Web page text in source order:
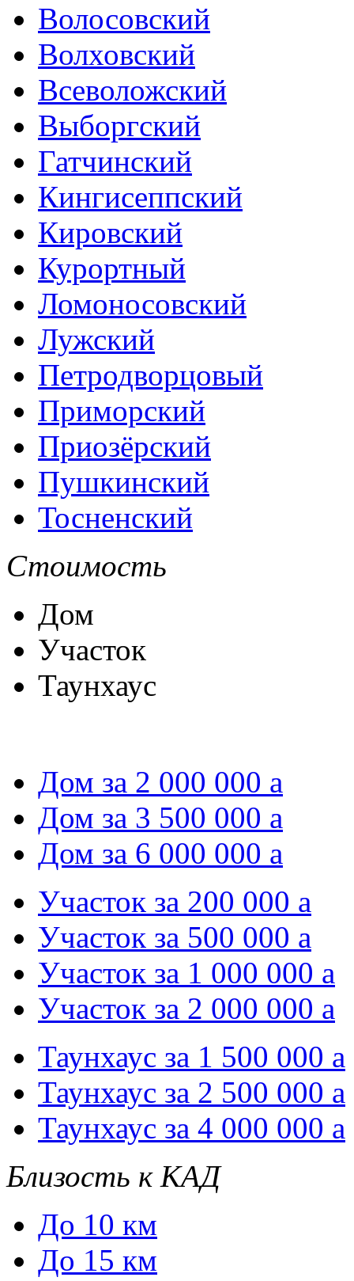
Волосовский
Волховский
Всеволожский
Выборгский
Гатчинский
Кингисеппский
Кировский
Курортный
Ломоносовский
Лужский
Петродворцовый
Приморский
Приозёрский
Пушкинский
Тосненский
Стоимость
Дом
Участок
Таунхаус
Дом за 2 000 000 a
Дом за 3 500 000 a
Дом за 6 000 000 a
Участок за 200 000 a
Участок за 500 000 a
Участок за 1 000 000 a
Участок за 2 000 000 a
Таунхаус за 1 500 000 a
Таунхаус за 2 500 000 a
Таунхаус за 4 000 000 a
Близость к КАД
До 10 км
До 15 км